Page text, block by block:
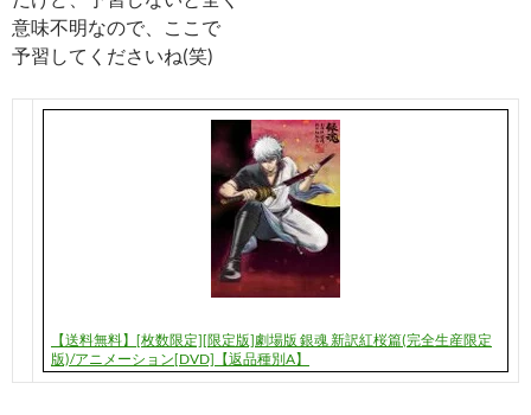
意味不明なので、ここで
予習してくださいね(笑)
【送料無料】[枚数限定][限定版]劇場版 銀魂 新訳紅桜篇(完全生産限定
版)/アニメーション[DVD]【返品種別A】